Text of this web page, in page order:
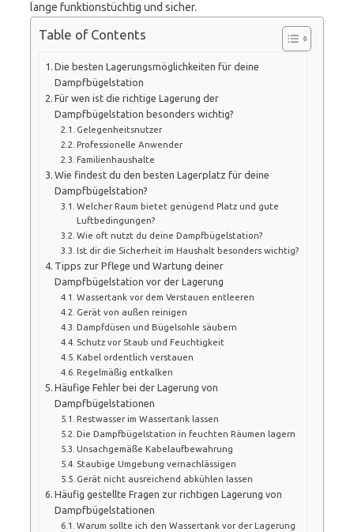
lange funktionstüchtig und sicher.
Table of Contents
Die besten Lagerungsmöglichkeiten für deine
Dampfbügelstation
Für wen ist die richtige Lagerung der
Dampfbügelstation besonders wichtig?
Gelegenheitsnutzer
Professionelle Anwender
Familienhaushalte
Wie findest du den besten Lagerplatz für deine
Dampfbügelstation?
Welcher Raum bietet genügend Platz und gute
Luftbedingungen?
Wie oft nutzt du deine Dampfbügelstation?
Ist dir die Sicherheit im Haushalt besonders wichtig?
Tipps zur Pflege und Wartung deiner
Dampfbügelstation vor der Lagerung
Wassertank vor dem Verstauen entleeren
Gerät von außen reinigen
Dampfdüsen und Bügelsohle säubern
Schutz vor Staub und Feuchtigkeit
Kabel ordentlich verstauen
Regelmäßig entkalken
Häufige Fehler bei der Lagerung von
Dampfbügelstationen
Restwasser im Wassertank lassen
Die Dampfbügelstation in feuchten Räumen lagern
Unsachgemäße Kabelaufbewahrung
Staubige Umgebung vernachlässigen
Gerät nicht ausreichend abkühlen lassen
Häufig gestellte Fragen zur richtigen Lagerung von
Dampfbügelstationen
Warum sollte ich den Wassertank vor der Lagerung